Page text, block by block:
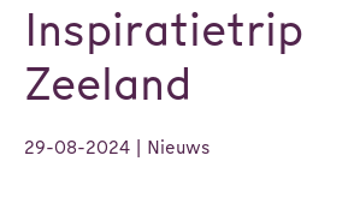
Inspiratietrip
Zeeland
29-08-2024 | Nieuws